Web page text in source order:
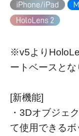
※v5より
ートベースとな
[新機能]
・3Dオブジェ
て使用できる